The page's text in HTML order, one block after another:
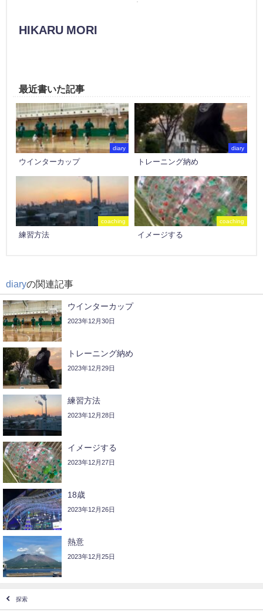
HIKARU MORI
最近書いた記事
diary
ウインターカップ
diary
トレーニング納め
coaching
練習方法
coaching
イメージする
diaryの関連記事
ウインターカップ
2023年12月30日
トレーニング納め
2023年12月29日
練習方法
2023年12月28日
イメージする
2023年12月27日
18歳
2023年12月26日
熱意
2023年12月25日
探索